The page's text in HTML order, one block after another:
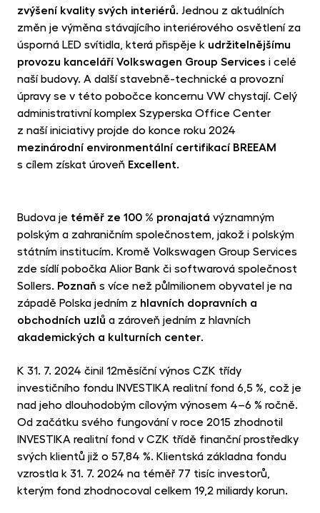
zvýšení kvality svých interiérů. Jednou z aktuálních
změn je výměna stávajícího interiérového osvětlení za
úsporná LED svítidla, která přispěje k udržitelnějšímu
provozu kanceláří Volkswagen Group Services i celé
naší budovy. A další stavebně-technické a provozní
úpravy se v této pobočce koncernu VW chystají. Celý
administrativní komplex Szyperska Office Center
z naší iniciativy projde do konce roku 2024
mezinárodní environmentální certifikací BREEAM
s cílem získat úroveň Excellent.
Budova je téměř ze 100 % pronajatá významným
polským a zahraničním společnostem, jakož i polským
státním institucím. Kromě Volkswagen Group Services
zde sídlí pobočka Alior Bank či softwarová společnost
Sollers. Poznaň s více než půlmilionem obyvatel je na
západě Polska jedním z hlavních dopravních a
obchodních uzlů a zároveň jedním z hlavních
akademických a kulturních center.
K 31. 7. 2024 činil 12měsíční výnos CZK třídy
investičního fondu INVESTIKA realitní fond 6,5 %, což je
nad jeho dlouhodobým cílovým výnosem 4–6 % ročně.
Od začátku svého fungování v roce 2015 zhodnotil
INVESTIKA realitní fond v CZK třídě finanční prostředky
svých klientů již o 57,84 %. Klientská základna fondu
vzrostla k 31. 7. 2024 na téměř 77 tisíc investorů,
kterým fond zhodnocoval celkem 19,2 miliardy korun.